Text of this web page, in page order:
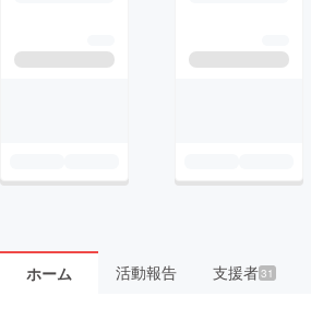
ホーム 活動報告 支援者31